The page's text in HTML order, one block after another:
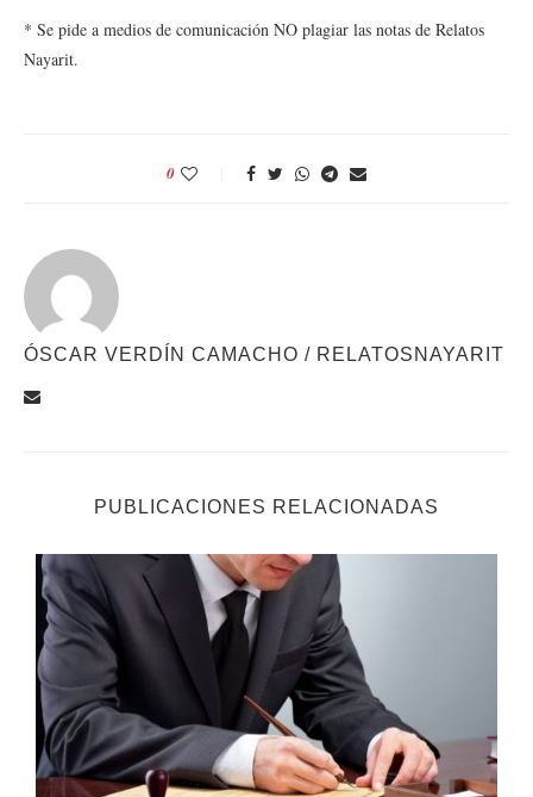
* Se pide a medios de comunicación NO plagiar las notas de Relatos
Nayarit.
0
ÓSCAR VERDÍN CAMACHO / RELATOSNAYARIT
PUBLICACIONES RELACIONADAS